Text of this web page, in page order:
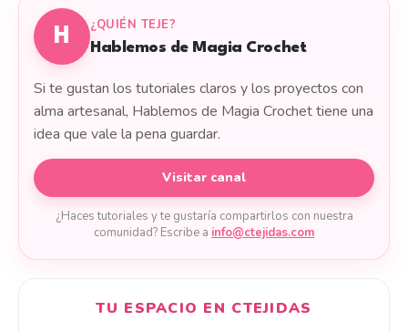
H
¿QUIÉN TEJE?
Hablemos de Magia Crochet
Si te gustan los tutoriales claros y los proyectos con
alma artesanal, Hablemos de Magia Crochet tiene una
idea que vale la pena guardar.
Visitar canal
¿Haces tutoriales y te gustaría compartirlos con nuestra
comunidad? Escribe a info@ctejidas.com
TU ESPACIO EN CTEJIDAS